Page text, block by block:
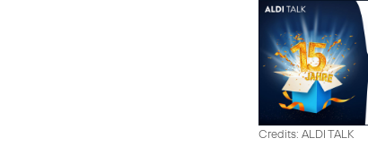
Credits: ALDI TALK